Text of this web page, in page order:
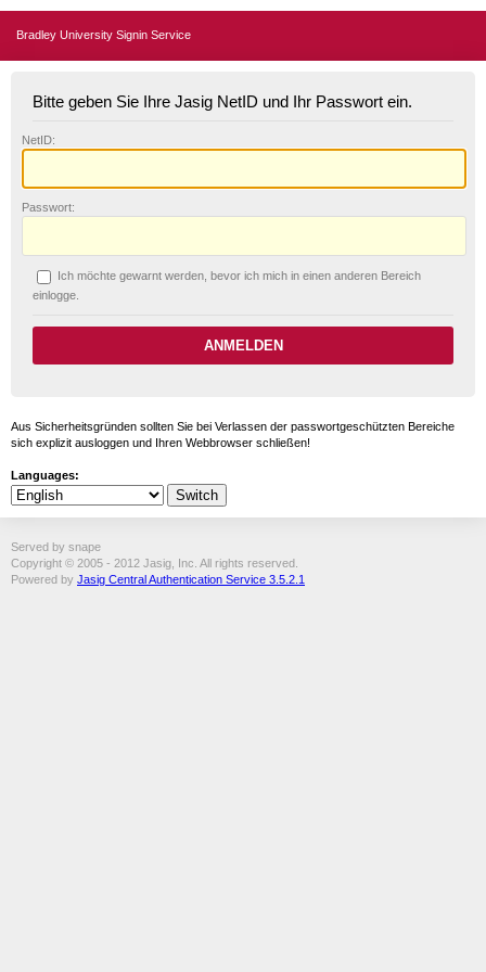
Bradley University Signin Service
Bitte geben Sie Ihre Jasig NetID und Ihr Passwort ein.
NetID:
Passwort:
Ich möchte gewarnt werden, bevor ich mich in einen anderen Bereich
einlogge.
Aus Sicherheitsgründen sollten Sie bei Verlassen der passwortgeschützten Bereiche
sich explizit ausloggen und Ihren Webbrowser schließen!
Languages:
Served by snape
Copyright © 2005 - 2012 Jasig, Inc. All rights reserved.
Powered by Jasig Central Authentication Service 3.5.2.1